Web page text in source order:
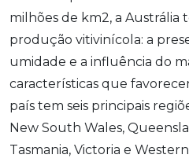
milhões de km2, a Austrália
produção vitivinícola: a
umidade e a influência do
características que
país tem seis principais
New South Wales,
Tasmania, Victoria e